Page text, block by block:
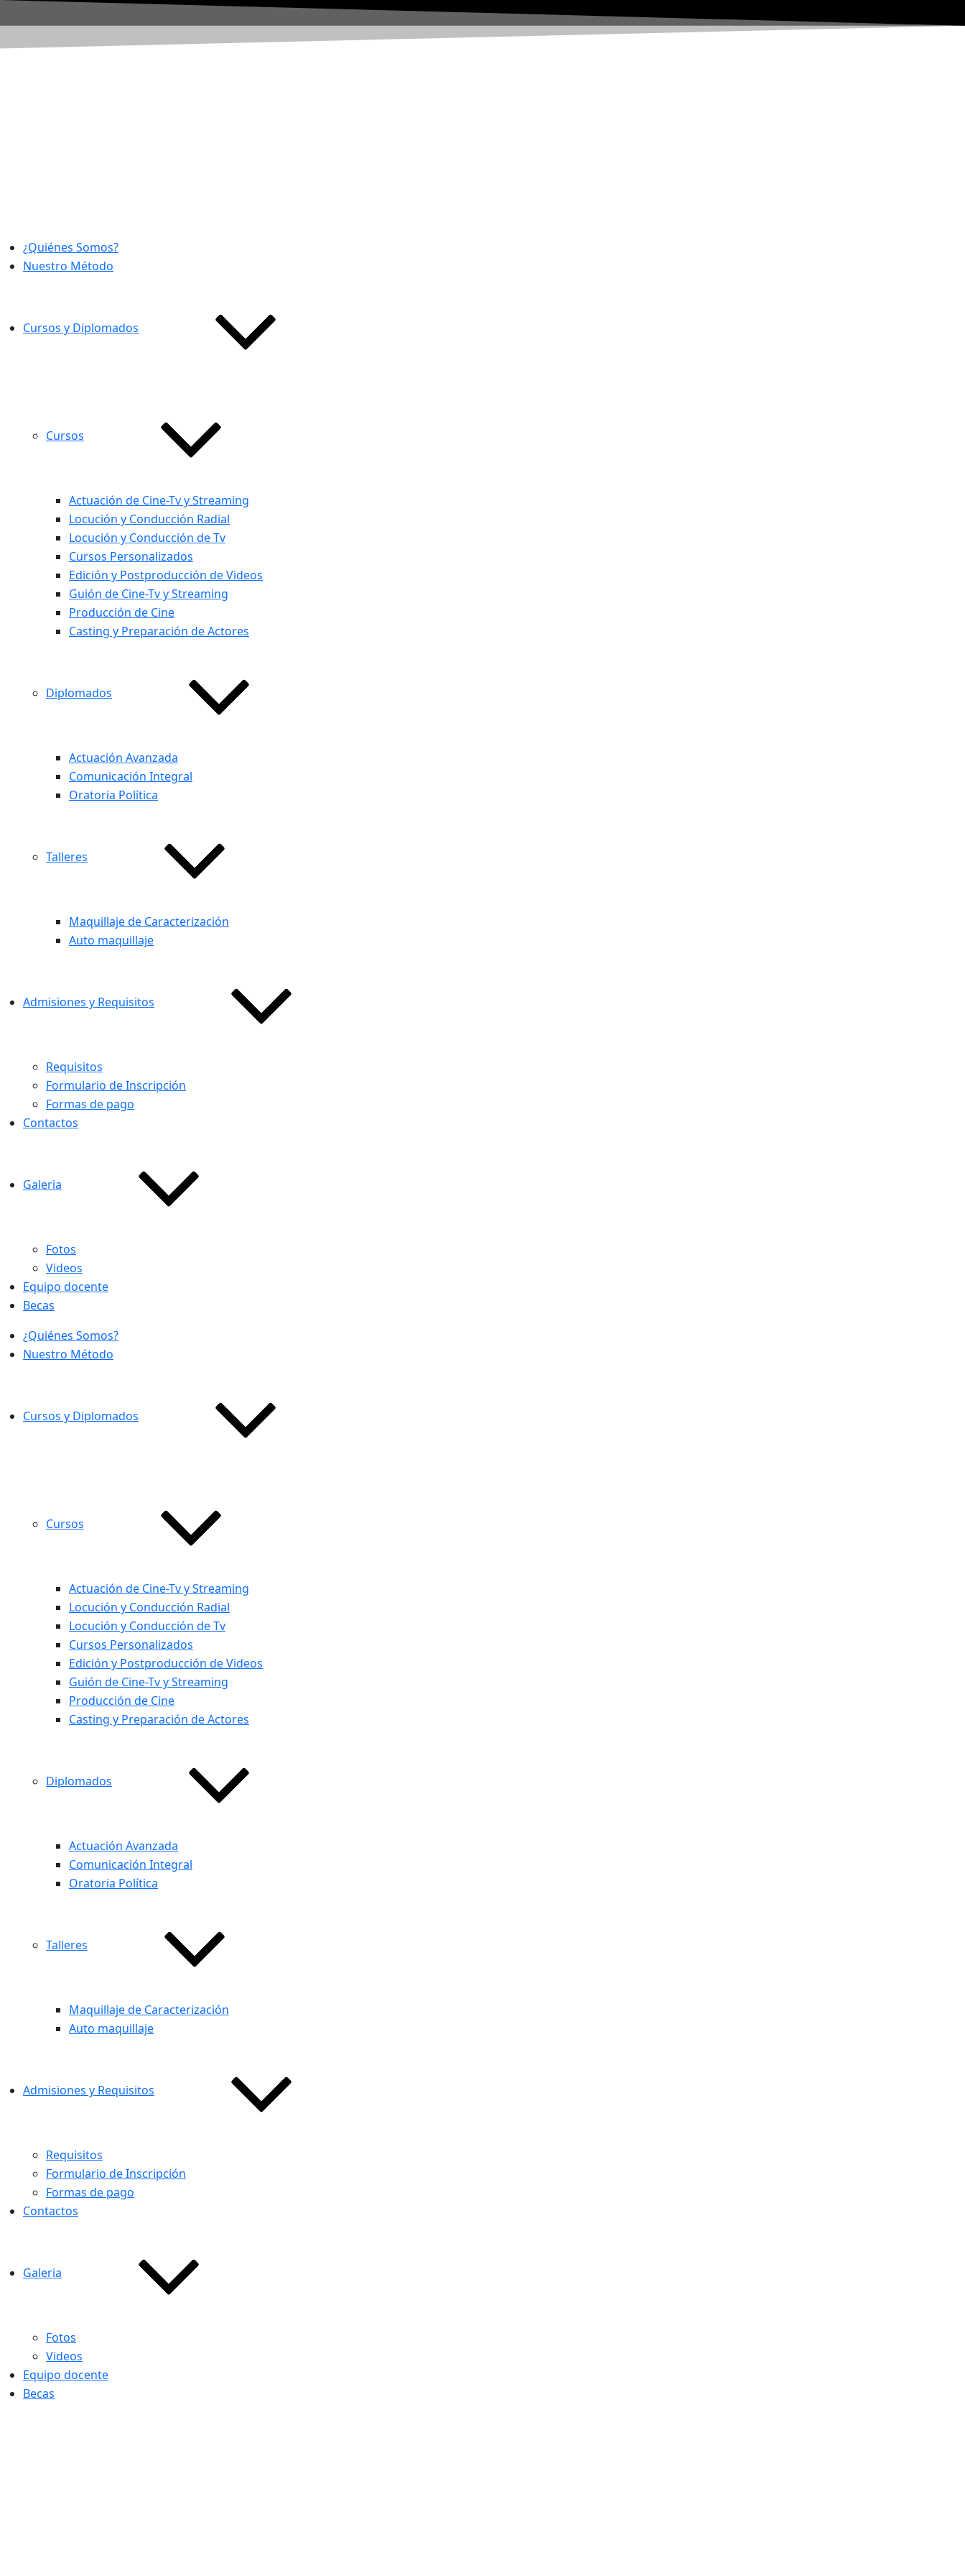
¿Quiénes Somos?
Nuestro Método
Cursos y Diplomados
Cursos
Actuación de Cine-Tv y Streaming
Locución y Conducción Radial
Locución y Conducción de Tv
Cursos Personalizados
Edición y Postproducción de Videos
Guión de Cine-Tv y Streaming
Producción de Cine
Casting y Preparación de Actores
Diplomados
Actuación Avanzada
Comunicación Integral
Oratoria Política
Talleres
Maquillaje de Caracterización
Auto maquillaje
Admisiones y Requisitos
Requisitos
Formulario de Inscripción
Formas de pago
Contactos
Galeria
Fotos
Videos
Equipo docente
Becas
¿Quiénes Somos?
Nuestro Método
Cursos y Diplomados
Cursos
Actuación de Cine-Tv y Streaming
Locución y Conducción Radial
Locución y Conducción de Tv
Cursos Personalizados
Edición y Postproducción de Videos
Guión de Cine-Tv y Streaming
Producción de Cine
Casting y Preparación de Actores
Diplomados
Actuación Avanzada
Comunicación Integral
Oratoria Política
Talleres
Maquillaje de Caracterización
Auto maquillaje
Admisiones y Requisitos
Requisitos
Formulario de Inscripción
Formas de pago
Contactos
Galeria
Fotos
Videos
Equipo docente
Becas